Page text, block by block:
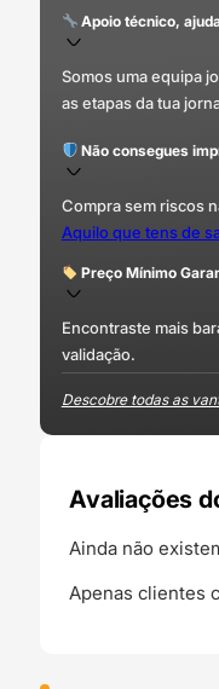
Apoio técnico,
Somos uma equipa
as etapas da tua
Não consegues
Compra sem riscos
Aquilo que tens de
Preço Mínimo
Encontraste mais
validação.
Descobre todas as
Avaliações
Ainda não
Apenas clientes